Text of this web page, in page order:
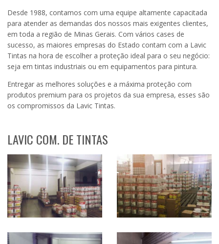
Desde 1988, contamos com uma equipe altamente capacitada
para atender as demandas dos nossos mais exigentes clientes,
em toda a região de Minas Gerais. Com vários cases de
sucesso, as maiores empresas do Estado contam com a Lavic
Tintas na hora de escolher a proteção ideal para o seu negócio:
seja em tintas industriais ou em equipamentos para pintura.
Entregar as melhores soluções e a máxima proteção com
produtos premium para os projetos da sua empresa, esses são
os compromissos da Lavic Tintas.
LAVIC COM. DE TINTAS